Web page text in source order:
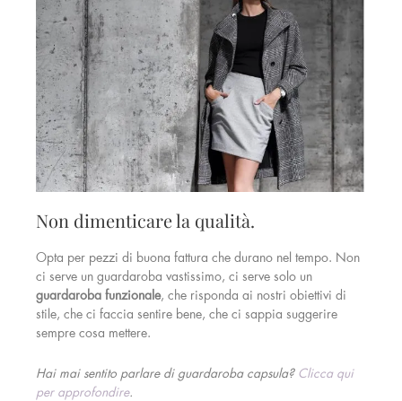
Non dimenticare la qualità.
Opta per pezzi di buona fattura che durano nel tempo. Non
ci serve un guardaroba vastissimo, ci serve solo un
guardaroba funzionale, che risponda ai nostri obiettivi di
stile, che ci faccia sentire bene, che ci sappia suggerire
sempre cosa mettere.
Hai mai sentito parlare di guardaroba capsula? Clicca qui
per approfondire.